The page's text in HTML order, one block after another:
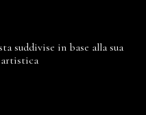
suddivise in base alla sua
artistica